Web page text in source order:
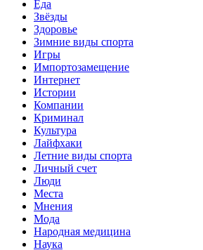
Еда
Звёзды
Здоровье
Зимние виды спорта
Игры
Импортозамещение
Интернет
Истории
Компании
Криминал
Культура
Лайфхаки
Летние виды спорта
Личный счет
Люди
Места
Мнения
Мода
Народная медицина
Наука